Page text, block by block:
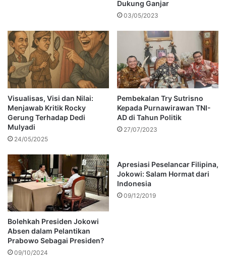
Dukung Ganjar
03/05/2023
Visualisas, Visi dan Nilai:
Menjawab Kritik Rocky
Gerung Terhadap Dedi
Mulyadi
24/05/2025
Pembekalan Try Sutrisno
Kepada Purnawirawan TNI-
AD di Tahun Politik
27/07/2023
Bolehkah Presiden Jokowi
Absen dalam Pelantikan
Prabowo Sebagai Presiden?
09/10/2024
Apresiasi Peselancar Filipina,
Jokowi: Salam Hormat dari
Indonesia
09/12/2019